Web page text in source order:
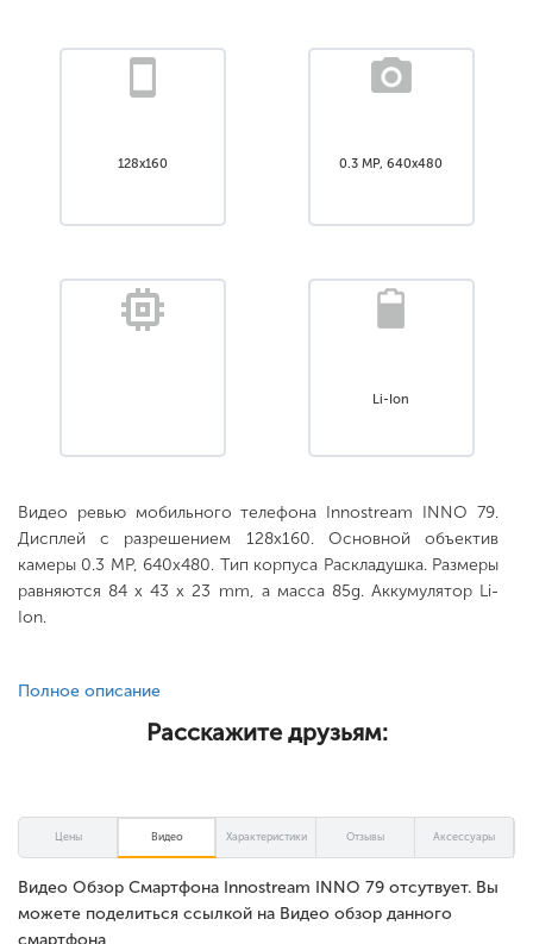
128x160 0.3 MP, 640x480
Li-Ion
Видео ревью мобильного телефона Innostream INNO 79.
Дисплей с разрешением 128x160. Основной объектив
камеры 0.3 MP, 640x480. Тип корпуса Раскладушка. Размеры
равняются 84 x 43 x 23 mm, а масса 85g. Аккумулятор Li-
Ion.
Полное описание
Расскажите друзьям:
Цены Видео Характеристики Отзывы Аксессуары
Видео Обзор Смартфона Innostream INNO 79 отсутвует. Вы
можете поделиться ссылкой на Видео обзор данного
смартфона